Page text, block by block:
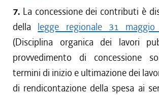
7. La concessione dei contributi è
della legge regionale 31
(Disciplina organica dei lavori
provvedimento di concessione
termini di inizio e ultimazione dei
di rendicontazione della spesa ai